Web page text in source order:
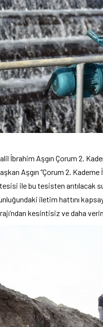
İbrahim Aşgın Çorum 2.
Aşgın “Çorum 2.
ile bu tesisten arıtılacak
iletim hattını
kesintisiz ve daha